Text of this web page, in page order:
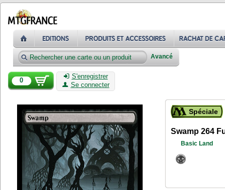
Avancé
0
S'enregistrer
Se connecter
Spéciale
Swamp 264
Basic Land